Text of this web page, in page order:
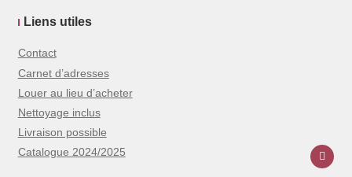
Liens utiles
Contact
Carnet d’adresses
Louer au lieu d’acheter
Nettoyage inclus
Livraison possible
Catalogue 2024/2025